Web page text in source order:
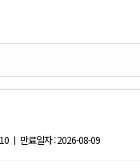
ㅣ 만료일자 : 2026-08-09